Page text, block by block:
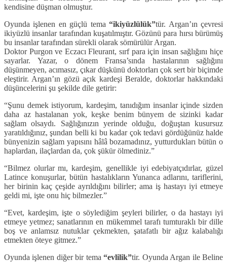
kendisine düşman olmuştur.
Oyunda işlenen en güçlü tema“ikiyüzlülük”tür. Argan’ın çevresi
ikiyüzlü insanlar tarafından kuşatılmıştır. Gözünü para hırsı bürümüş
bu insanlar tarafından sürekli olarak sömürülür Argan.
Doktor Purgon ve Eczacı Fleurant, sırf para için insan sağlığını hiçe
sayarlar. Yazar, o dönem Fransa’sında hastalarının sağlığını
düşünmeyen, acımasız, çıkar düşkünü doktorları çok sert bir biçimde
eleştirir. Argan’ın gözü açık kardeşi Beralde, doktorlar hakkındaki
düşüncelerini şu şekilde dile getirir:
“Şunu demek istiyorum, kardeşim, tanıdığım insanlar içinde sizden
daha az hastalanan yok, keşke benim bünyem de sizinki kadar
sağlam olsaydı. Sağlığınızın yerinde olduğu, doğuştan kusursuz
yaratıldığınız, şundan belli ki bu kadar çok tedavi gördüğünüz halde
bünyenizin sağlam yapısını hâlâ bozamadınız, yutturdukları bütün o
haplardan, ilaçlardan da, çok şükür ölmediniz.”
“Bilmez olurlar mı, kardeşim, genellikle iyi edebiyatçıdırlar, güzel
Latince konuşurlar, bütün hastalıkların Yunanca adlarını, tariflerini,
her birinin kaç çeşide ayrıldığını bilirler; ama iş hastayı iyi etmeye
geldi mi, işte onu hiç bilmezler.”
“Evet, kardeşim, işte o söylediğim şeyleri bilirler, o da hastayı iyi
etmeye yetmez; sanatlarının en mükemmel tarafı tumturaklı bir dille
boş ve anlamsız nutuklar çekmekten, şatafatlı bir ağız kalabalığı
etmekten öteye gitmez.”
Oyunda işlenen diğer bir tema“evlilik”tir. Oyunda Argan ile Beline